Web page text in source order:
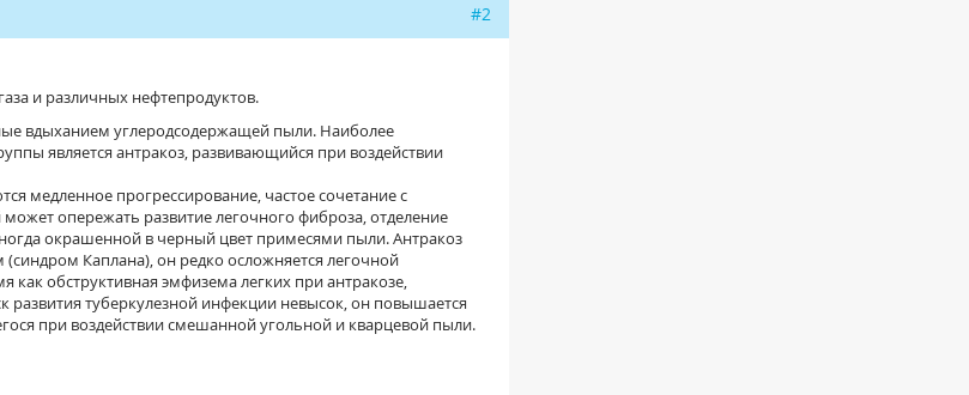
#2
и различных нефтепродуктов.
вдыханием углеродсодержащей пыли. Наиболее
является антракоз, развивающийся при воздействии
медленное прогрессирование, частое сочетание с
опережать развитие легочного фиброза, отделение
окрашенной в черный цвет примесями пыли. Антракоз
Каплана), он редко осложняется легочной
как обструктивная эмфизема легких при антракозе,
развития туберкулезной инфекции невысок, он повышается
при воздействии смешанной угольной и кварцевой пыли.